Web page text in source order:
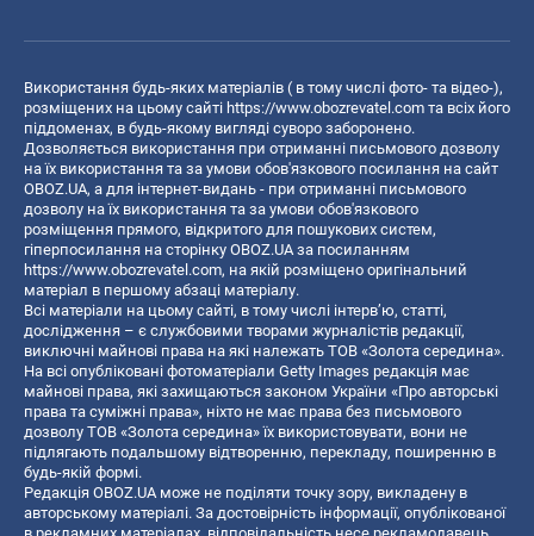
Використання будь-яких матеріалів ( в тому числі фото- та відео-),
розміщених на цьому сайті https://www.obozrevatel.com та всіх його
піддоменах, в будь-якому вигляді суворо заборонено.
Дозволяється використання при отриманні письмового дозволу
на їх використання та за умови обов'язкового посилання на сайт
OBOZ.UA, а для інтернет-видань - при отриманні письмового
дозволу на їх використання та за умови обов'язкового
розміщення прямого, відкритого для пошукових систем,
гіперпосилання на сторінку OBOZ.UA за посиланням
https://www.obozrevatel.com, на якій розміщено оригінальний
матеріал в першому абзаці матеріалу.
Всі матеріали на цьому сайті, в тому числі інтерв’ю, статті,
дослідження – є службовими творами журналістів редакції,
виключні майнові права на які належать ТОВ «Золота середина».
На всі опубліковані фотоматеріали Getty Images редакція має
майнові права, які захищаються законом України «Про авторські
права та суміжні права», ніхто не має права без письмового
дозволу ТОВ «Золота середина» їх використовувати, вони не
підлягають подальшому відтворенню, перекладу, поширенню в
будь-якій формі.
Редакція OBOZ.UA може не поділяти точку зору, викладену в
авторському матеріалі. За достовірність інформації, опублікованої